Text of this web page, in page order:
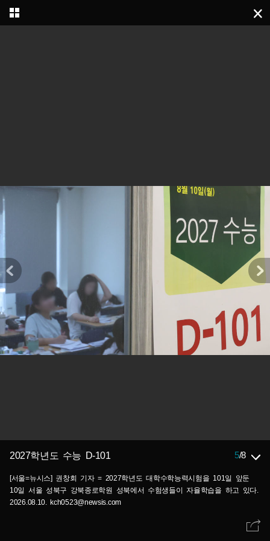
2027학년도 수능 D-101 5/8
[서울=뉴시스] 권창회 기자 = 2027학년도 대학수학능력시험을 101일 앞둔
10일 서울 성북구 강북종로학원 성북에서 수험생들이 자율학습을 하고 있다.
2026.08.10. kch0523@newsis.com